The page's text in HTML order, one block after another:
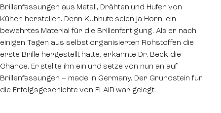
Brillenfassungen aus Metall, Drähten und Hufen von
Kühen herstellen. Denn Kuhhufe seien ja Horn, ein
bewährtes Material für die Brillenfertigung. Als er nach
einigen Tagen aus selbst organisierten Rohstoffen die
erste Brille hergestellt hatte, erkannte Dr. Beck die
Chance. Er stellte ihn ein und setze von nun an auf
Brillenfassungen – made in Germany. Der Grundstein für
die Erfolgsgeschichte von FLAIR war gelegt.